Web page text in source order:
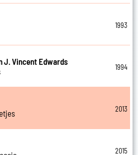
1993
J. Vincent Edwards
1994
2013
2015